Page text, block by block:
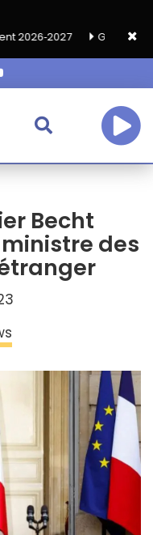
Grand café de
Becht
des